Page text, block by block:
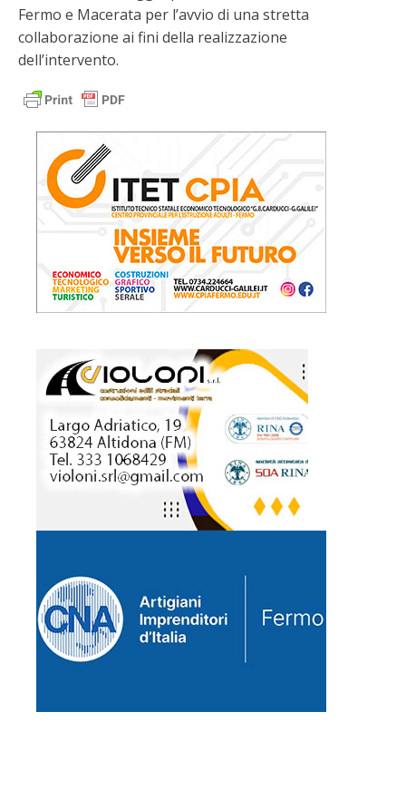
Fermo e Macerata per l’avvio di una stretta
collaborazione ai fini della realizzazione
dell’intervento.